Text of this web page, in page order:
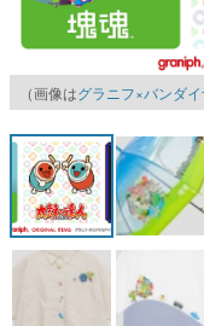
ゲーム
「経験値
の起源や
イニーP氏
カテゴリ
特集記事
マンガ
女性向け
（画像はグラニフ×バンダ